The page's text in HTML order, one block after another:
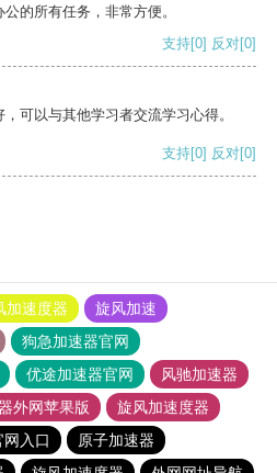
的所有任务，非常方便。
支持[0] 反对[0]
可以与其他学习者交流学习心得。
支持[0] 反对[0]
加速度器
旋风加速
狗急加速器官网
优途加速器官网
风驰加速器
外网苹果版
旋风加速度器
入口
原子加速器